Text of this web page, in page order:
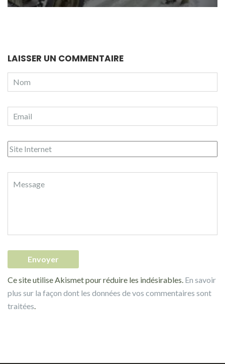
LAISSER UN COMMENTAIRE
Ce site utilise Akismet pour réduire les indésirables. En savoir
plus sur la façon dont les données de vos commentaires sont
traitées